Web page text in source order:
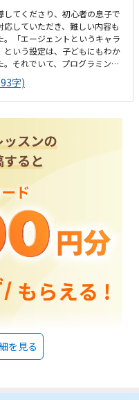
てくださり、初心者の息子で
していただき、難しい内容も
「エージェントというキャラ
いう設定は、子どもにもわか
それでいて、プログラミング
とができると感じました。笹
に駐輪場もあるためとても通
すが、設備は綺麗でした。強
カリキュラムがあるため、価
かった点は、プログラミング
然と身につくところです。息
、授業を通じて基本的な操作
りました。また、講師の方の
かりと聞いて課題に取り組ん
インクラフトが大好きで、そ
に大喜びでした。楽しみなが
、目を輝かせて取り組んでい
は、楽しさと学びがうまく両
預けられる点が魅力的です。
字)
を見る